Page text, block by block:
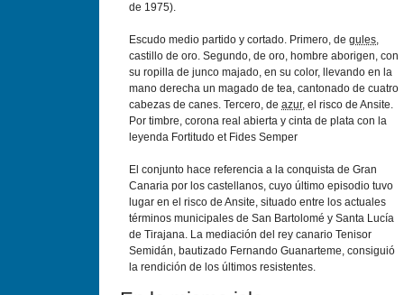
de 1975).
Escudo medio partido y cortado. Primero, de gules,
castillo de oro. Segundo, de oro, hombre aborigen, con
su ropilla de junco majado, en su color, llevando en la
mano derecha un magado de tea, cantonado de cuatro
cabezas de canes. Tercero, de azur, el risco de Ansite.
Por timbre, corona real abierta y cinta de plata con la
leyenda Fortitudo et Fides Semper
El conjunto hace referencia a la conquista de Gran
Canaria por los castellanos, cuyo último episodio tuvo
lugar en el risco de Ansite, situado entre los actuales
términos municipales de San Bartolomé y Santa Lucí­a
de Tirajana. La mediación del rey canario Tenisor
Semidán, bautizado Fernando Guanarteme, consiguió
la rendición de los últimos resistentes.